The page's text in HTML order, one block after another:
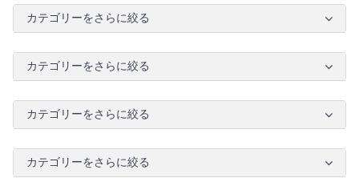
カテゴリーをさらに絞る
カテゴリーをさらに絞る
カテゴリーをさらに絞る
カテゴリーをさらに絞る